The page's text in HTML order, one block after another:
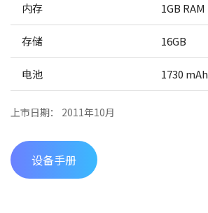
内存 1GB RAM
存储 16GB
电池 1730 mAh
上市日期： 2011年10月
设备手册